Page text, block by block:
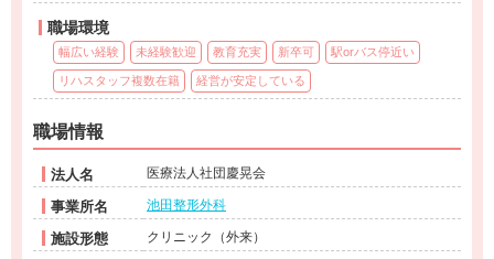
職場環境
幅広い経験 未経験歓迎 教育充実 新卒可 駅orバス停近い
リハスタッフ複数在籍 経営が安定している
職場情報
法人名 医療法人社団慶晃会
事業所名 池田整形外科
施設形態 クリニック（外来）